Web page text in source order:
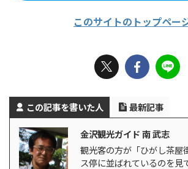
このサイトのトップペー
この記事を書いた人 最新記事
金沢観光ガイド 南 武志
観光客の方が「ひがし茶屋
ス停に並ばれているのを見